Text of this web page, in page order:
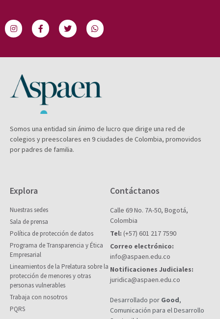
Somos una entidad sin ánimo de lucro que dirige una red de
colegios y preescolares en 9 ciudades de Colombia, promovidos
por padres de familia.
Explora
Nuestras sedes
Sala de prensa
Política de protección de datos
Programa de Transparencia y Ética
Empresarial
Lineamientos de la Prelatura sobre la
protección de menores y otras
personas vulnerables
Trabaja con nosotros
PQRS
Contáctanos
Calle 69 No. 7A-50, Bogotá,
Colombia
Tel: (+57) 601 217 7590
Correo electrónico:
info@aspaen.edu.co
Notificaciones Judiciales:
juridica@aspaen.edu.co
Desarrollado por Good,
Comunicación para el Desarrollo